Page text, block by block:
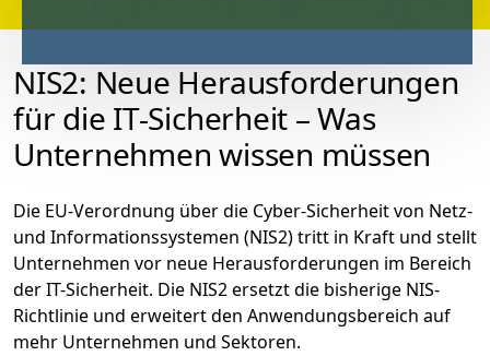
NIS2: Neue Herausforderungen
für die IT-Sicherheit – Was
Unternehmen wissen müssen
Die EU-Verordnung über die Cyber-Sicherheit von Netz-
und Informationssystemen (NIS2) tritt in Kraft und stellt
Unternehmen vor neue Herausforderungen im Bereich
der IT-Sicherheit. Die NIS2 ersetzt die bisherige NIS-
Richtlinie und erweitert den Anwendungsbereich auf
mehr Unternehmen und Sektoren.